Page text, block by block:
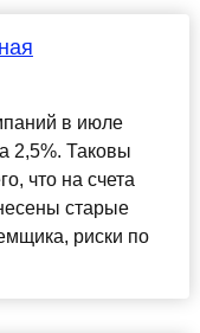
в июле
2,5%. Таковы
что на счета
старые
риски по